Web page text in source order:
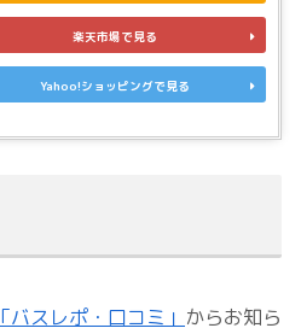
楽天市場で見る
Yahoo!ショッピングで見る
「バスレポ・口コミ」 からお知ら